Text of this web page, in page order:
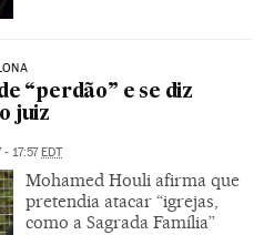
“perdão” e se diz
juiz
- 17:57 EDT
Mohamed Houli afirma que
pretendia atacar “igrejas,
como a Sagrada Família”